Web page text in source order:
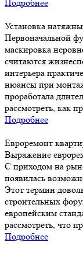
Подробнее
Установка
Первоначальной
маскировка
считаются
интерьера
нюансы при
проработала
рассмотреть, как
Подробнее
Евроремонт
Выражение
С приходом на
появилась
Этот термин
строительных
европейским
рассмотреть, что
Подробнее